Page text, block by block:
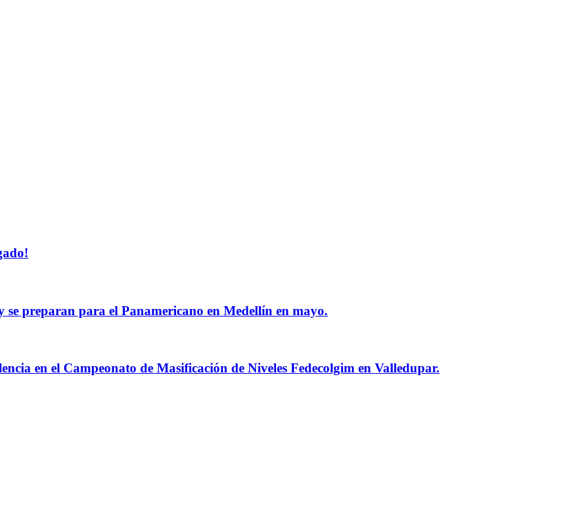
preparan para el Panamericano en Medellín en mayo.
en el Campeonato de Masificación de Niveles Fedecolgim en Valledupar.